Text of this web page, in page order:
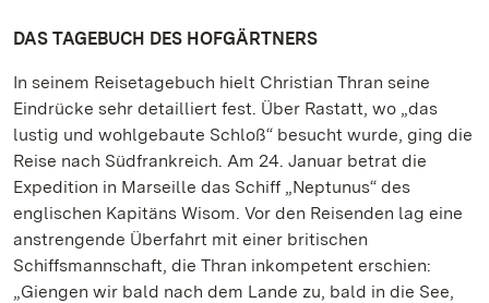
DAS TAGEBUCH DES HOFGÄRTNERS
In seinem Reisetagebuch hielt Christian Thran seine
Eindrücke sehr detailliert fest. Über Rastatt, wo „das
lustig und wohlgebaute Schloß“ besucht wurde, ging die
Reise nach Südfrankreich. Am 24. Januar betrat die
Expedition in Marseille das Schiff „Neptunus“ des
englischen Kapitäns Wisom. Vor den Reisenden lag eine
anstrengende Überfahrt mit einer britischen
Schiffsmannschaft, die Thran inkompetent erschien:
„Giengen wir bald nach dem Lande zu, bald in die See,